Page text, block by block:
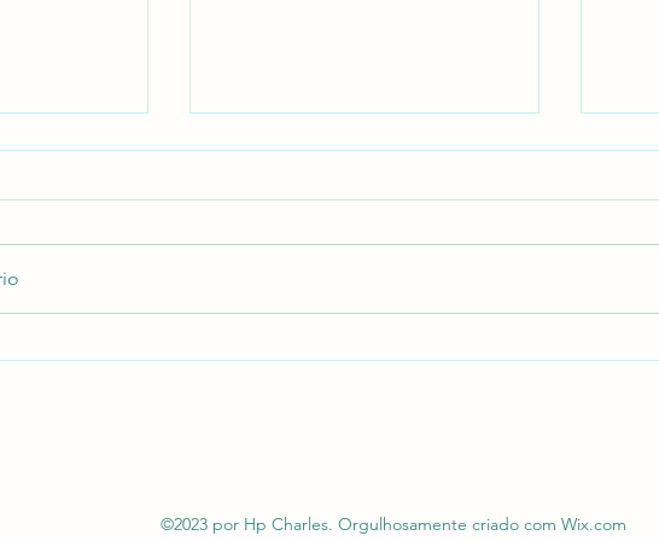
para
Por que vítimas frequentemente
O
©2023 por Hp Charles. Orgulhosamente criado com Wix.com